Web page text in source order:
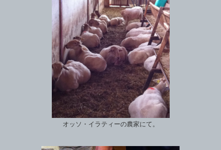
オッソ・イラティーの農家にて。